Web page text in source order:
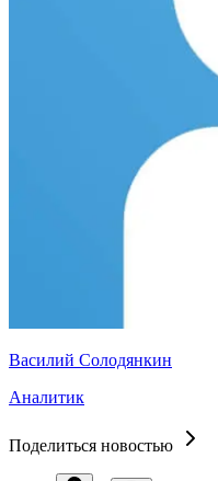
Василий Солодянкин
Аналитик
Поделиться новостью